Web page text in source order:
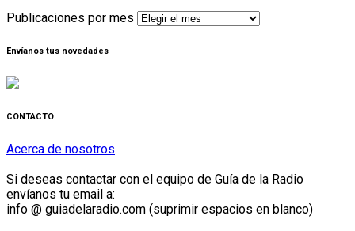
Publicaciones por mes
Envíanos tus novedades
CONTACTO
Acerca de nosotros
Si deseas contactar con el equipo de Guía de la Radio
envíanos tu email a:
info @ guiadelaradio.com (suprimir espacios en blanco)